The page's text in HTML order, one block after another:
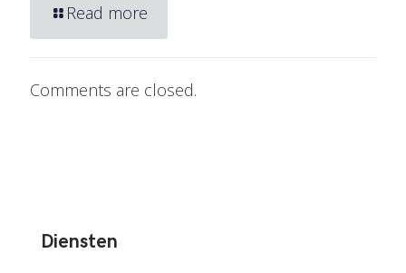
Read more
Comments are closed.
Diensten